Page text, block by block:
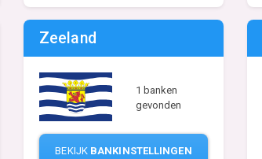
Zeeland
1 banken
gevonden
BEKIJK BANKINSTELLINGEN